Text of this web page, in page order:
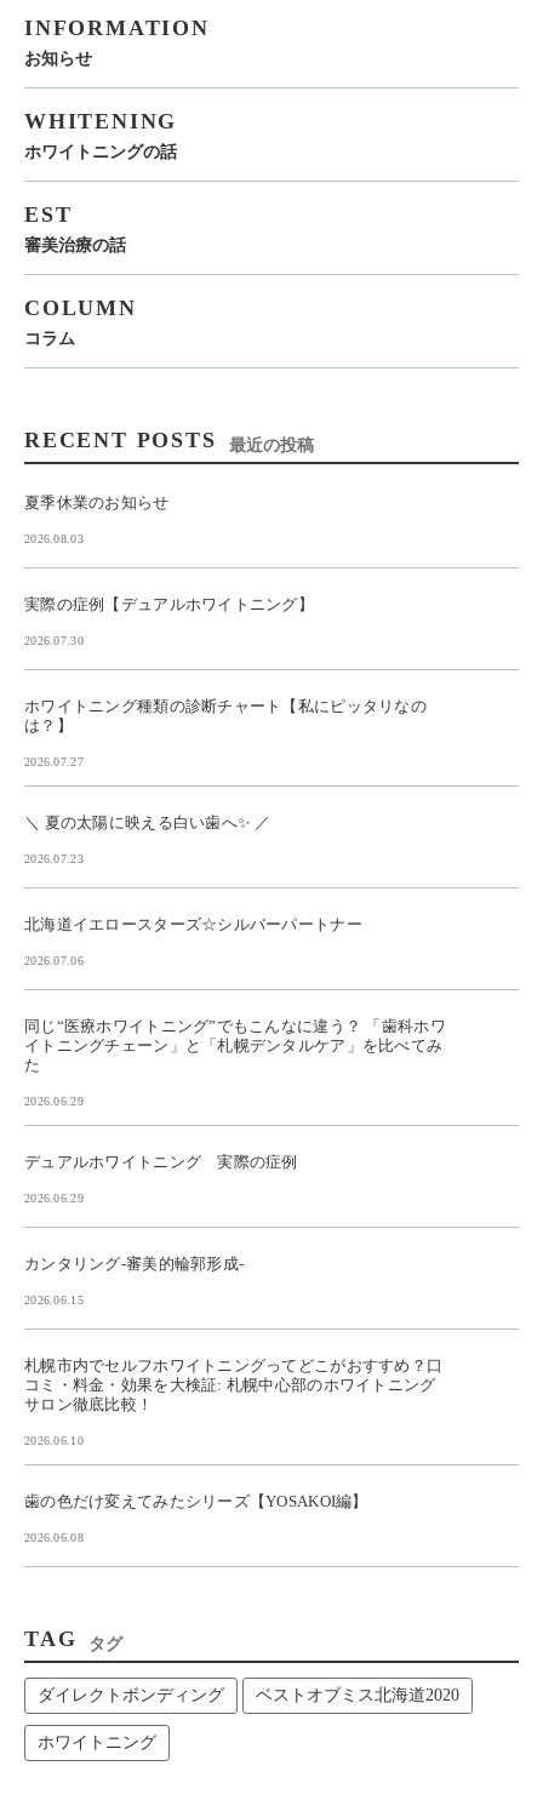
INFORMATION
お知らせ
WHITENING
ホワイトニングの話
EST
審美治療の話
COLUMN
コラム
RECENT POSTS 最近の投稿
夏季休業のお知らせ
2026.08.03
実際の症例【デュアルホワイトニング】
2026.07.30
ホワイトニング種類の診断チャート【私にピッタリなの
は？】
2026.07.27
＼ 夏の太陽に映える白い歯へ✨ ／
2026.07.23
北海道イエロースターズ☆シルバーパートナー
2026.07.06
同じ“医療ホワイトニング”でもこんなに違う？ 「歯科ホワ
イトニングチェーン」と「札幌デンタルケア」を比べてみ
た
2026.06.29
デュアルホワイトニング 実際の症例
2026.06.29
カンタリング-審美的輪郭形成-
2026.06.15
札幌市内でセルフホワイトニングってどこがおすすめ？口
コミ・料金・効果を大検証: 札幌中心部のホワイトニング
サロン徹底比較！
2026.06.10
歯の色だけ変えてみたシリーズ【YOSAKOI編】
2026.06.08
TAG タグ
ダイレクトボンディング ベストオブミス北海道2020
ホワイトニング